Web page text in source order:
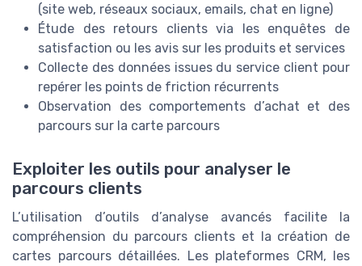
(site web, réseaux sociaux, emails, chat en ligne)
Étude des retours clients via les enquêtes de
satisfaction ou les avis sur les produits et services
Collecte des données issues du service client pour
repérer les points de friction récurrents
Observation des comportements d’achat et des
parcours sur la carte parcours
Exploiter les outils pour analyser le
parcours clients
L’utilisation d’outils d’analyse avancés facilite la
compréhension du parcours clients et la création de
cartes parcours détaillées. Les plateformes CRM, les